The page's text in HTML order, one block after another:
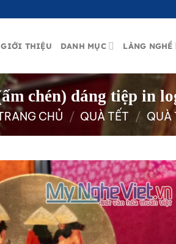
GIỚI THIỆU DANH MỤC LÀNG NGHỀ
chén) dáng tiệp in
CHỦ / QUÀ TẾT / QUÀ